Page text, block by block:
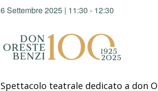
6 Settembre 2025 | 11:30 - 12:30
Spettacolo teatrale dedicato a don